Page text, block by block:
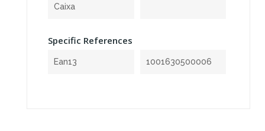
Caixa
Specific References
Ean13 1001630500006